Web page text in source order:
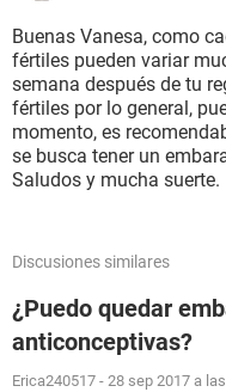
Buenas Vanesa, como
fértiles pueden variar
semana después de tu
fértiles por lo general,
momento, es
se busca tener un
Saludos y mucha suerte.
Discusiones similares
¿Puedo quedar
anticonceptivas?
Erica240517 - 28 sep 2017 a